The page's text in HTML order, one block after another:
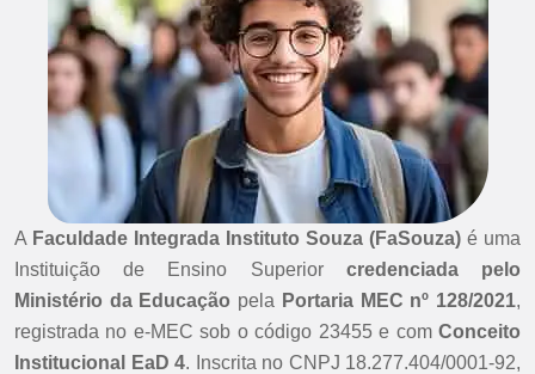
A Faculdade Integrada Instituto Souza (FaSouza) é uma
Instituição de Ensino Superior credenciada pelo
Ministério da Educação pela Portaria MEC nº 128/2021,
registrada no e-MEC sob o código 23455 e com Conceito
Institucional EaD 4. Inscrita no CNPJ 18.277.404/0001-92,